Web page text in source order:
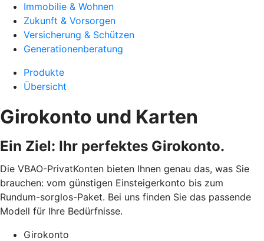
Immobilie & Wohnen
Zukunft & Vorsorgen
Versicherung & Schützen
Generationenberatung
Produkte
Übersicht
Girokonto und Karten
Ein Ziel: Ihr perfektes Girokonto.
Die VBAO-PrivatKonten bieten Ihnen genau das, was Sie
brauchen: vom günstigen Einsteigerkonto bis zum
Rundum-sorglos-Paket. Bei uns finden Sie das passende
Modell für Ihre Bedürfnisse.
Girokonto